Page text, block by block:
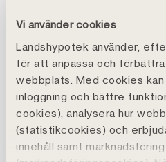
Vi använder cookies
Landshypotek använder,
för att anpassa och
webbplats. Med cookies
inloggning och bättre
cookies), analysera hur
(statistikcookies) och
innehåll samt marknadsföring
fördelade över 11 regioner
hela landet från norr till
Hela nya styrelsen för
Förening i region Gotland
Fredrik Smitterberg, Levide
Elof Nilsson, Hall (omval)
Eva Ingemarsson, Martebo